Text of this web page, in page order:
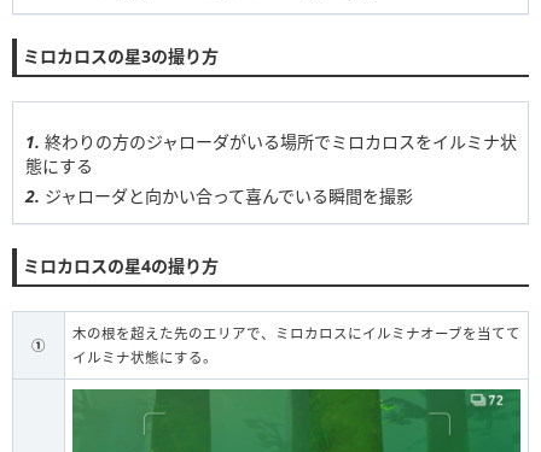
ミロカロスの星3の撮り方
終わりの方のジャローダがいる場所でミロカロスをイルミナ状
態にする
ジャローダと向かい合って喜んでいる瞬間を撮影
ミロカロスの星4の撮り方
①
木の根を超えた先のエリアで、ミロカロスにイルミナオーブを当てて
イルミナ状態にする。